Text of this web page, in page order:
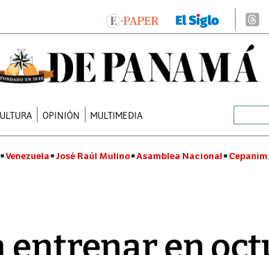
OPINIÓN MULTIMEDIA
Venezuela José Raúl Mulino Asamblea Nacional Cepanim
entrenar en